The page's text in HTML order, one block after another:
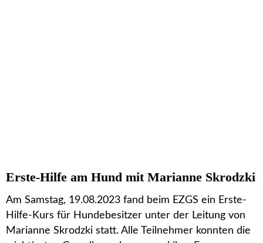
Erste-Hilfe am Hund mit Marianne Skrodzki
Am Samstag, 19.08.2023 fand beim EZGS ein Erste-
Hilfe-Kurs für Hundebesitzer unter der Leitung von
Marianne Skrodzki statt. Alle Teilnehmer konnten die